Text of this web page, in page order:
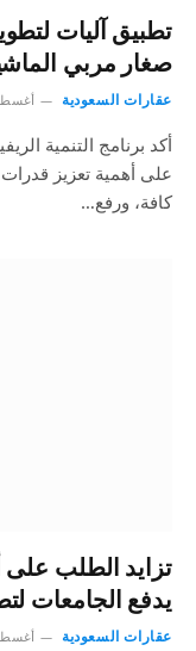
تطبيق آليات
صغار مربي
عقارات السعودية أغسطس 8,
أكد برنامج التنمية
على أهمية تعزيز
كافة، ورفع…
تزايد الطلب على
يدفع الجامعات
عقارات السعودية أغسطس 4,